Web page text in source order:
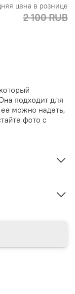
цена в рознице
2 100 RUB
подходит для
можно надеть,
фото с